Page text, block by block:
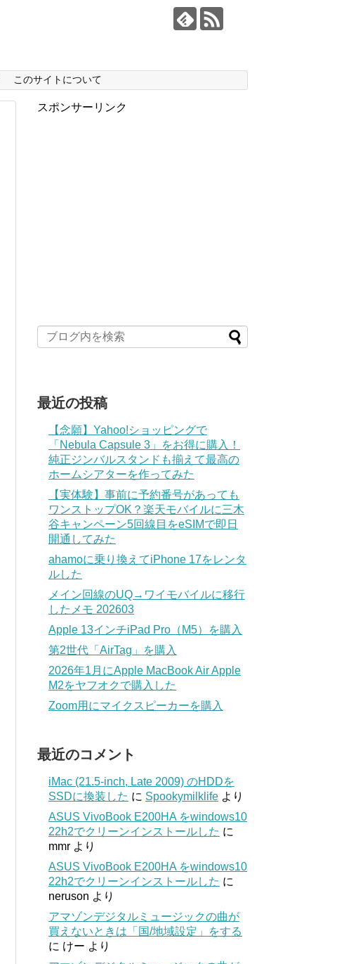
このサイトについて
スポンサーリンク
最近の投稿
【念願】Yahoo!ショッピングで
「Nebula Capsule 3」をお得に購入！
純正ジンバルスタンドも揃えて最高の
ホームシアターを作ってみた
【実体験】事前に予約番号があっても
ワンストップOK？楽天モバイルに三木
谷キャンペーン5回線目をeSIMで即日
開通してみた
ahamoに乗り換えてiPhone 17をレンタ
ルした
メイン回線のUQ→ワイモバイルに移行
したメモ 202603
Apple 13インチiPad Pro（M5）を購入
第2世代「AirTag」を購入
2026年1月にApple MacBook Air Apple
M2をヤフオクで購入した
Zoom用にマイクスピーカーを購入
最近のコメント
iMac (21.5-inch, Late 2009) のHDDを
SSDに換装した に Spookymilklife より
ASUS VivoBook E200HA をwindows10
22h2でクリーンインストールした に
mmr より
ASUS VivoBook E200HA をwindows10
22h2でクリーンインストールした に
neruson より
アマゾンデジタルミュージックの曲が
買えないときは「国/地域設定」をする
に けー より